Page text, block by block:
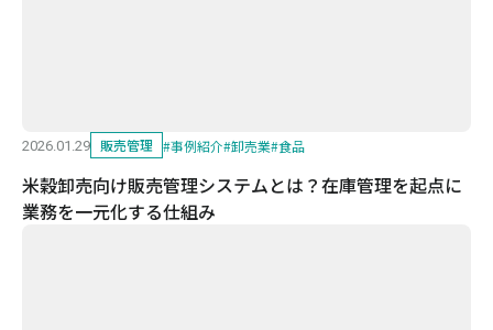
2026.01.29 販売管理 #事例紹介#卸売業#食品
米穀卸売向け販売管理システムとは？在庫管理を起点に
業務を一元化する仕組み